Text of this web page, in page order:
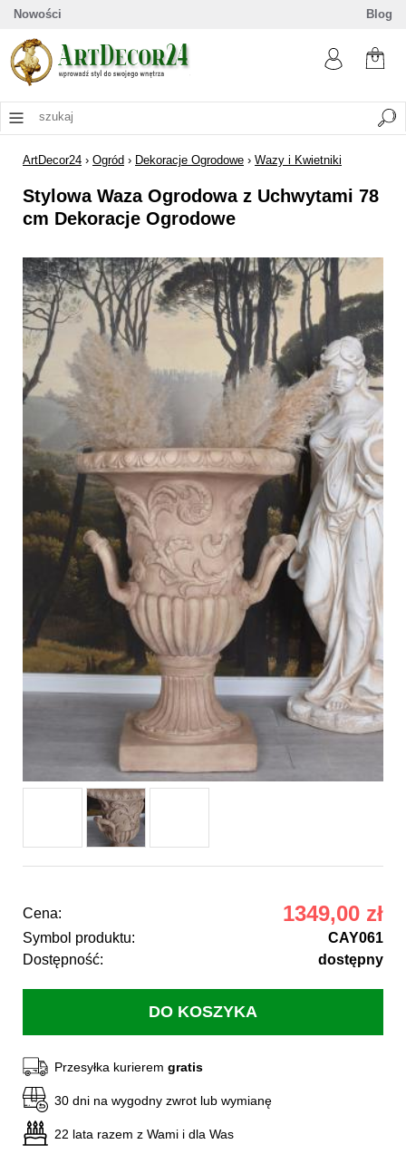
Nowości Blog
ArtDecor24 › Ogród › Dekoracje Ogrodowe › Wazy i Kwietniki
Stylowa Waza Ogrodowa z Uchwytami 78
cm Dekoracje Ogrodowe
Cena: 1349,00 zł
Symbol produktu:
CAY061
Dostępność:
dostępny
Przesyłka kurierem gratis
30 dni na wygodny zwrot lub wymianę
22 lata razem z Wami i dla Was